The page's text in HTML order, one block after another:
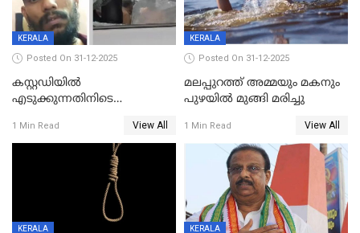
KERALA
Posted On 31-12-2025
കസ്റ്റഡിയിൽ
എടുക്കുന്നതിനിടെ
വധശ്രമക്കേസ് പ്രതി പിടിയിൽ
1 Min Read View All
KERALA
Posted On 31-12-2025
മലപ്പുറത്ത് അമ്മയും മകനും
പുഴയിൽ മുങ്ങി മരിച്ചു
1 Min Read View All
KERALA KERALA